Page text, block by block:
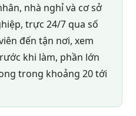
nhà nghỉ và cơ sở
trực 24/7 qua số
đến tận nơi, xem
khi làm, phần lớn
trong khoảng 20 tới